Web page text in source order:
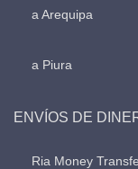
a Arequipa
a Piura
ENVÍOS DE
Ria Money